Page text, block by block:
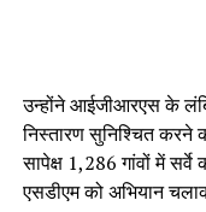
उन्होंने आईजीआरएस के
निस्तारण सुनिश्चित करने
सापेक्ष 1,286 गांवों में सर्वे
एसडीएम को अभियान